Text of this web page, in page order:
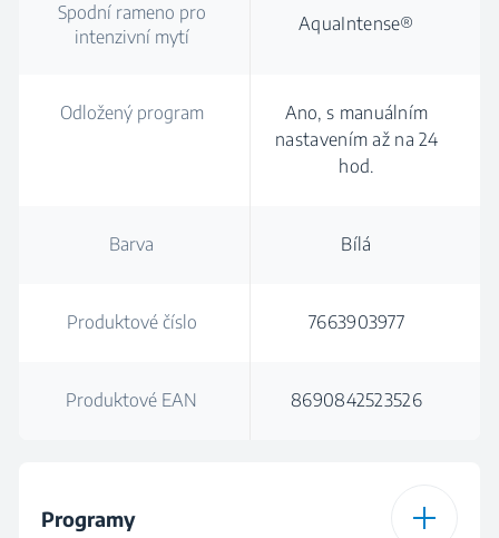
Spodní rameno pro
intenzivní mytí
AquaIntense®
Odložený program
Ano, s manuálním
nastavením až na 24
hod.
Barva Bílá
Produktové číslo 7663903977
Produktové EAN 8690842523526
Programy